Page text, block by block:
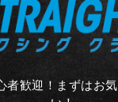
者歓迎！まずはお